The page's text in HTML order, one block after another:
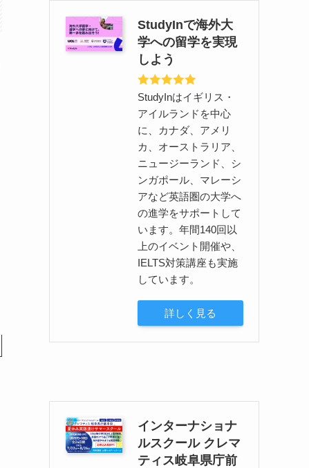
StudyInで海外大
学への留学を実現
しよう
StudyInはイギリス・
アイルランドを中心
に、カナダ、アメリ
カ、オーストラリア、
ニュージーランド、シ
ンガポール、マレーシ
アなど英語圏の大学へ
の進学をサポートして
います。年間140回以
上のイベント開催や、
IELTS対策講座も実施
しています。
詳しく見る
インターナショナ
ルスクール クレマ
ティス岐阜県庁前